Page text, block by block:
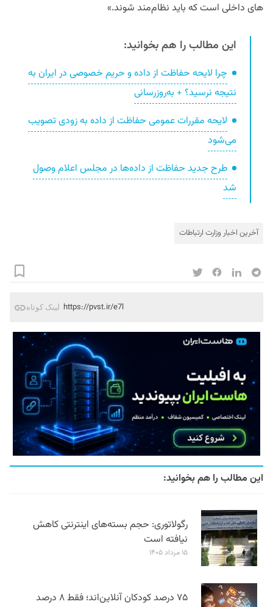
های داخلی است که باید نظام‌مند شوند.»
این مطالب را هم بخوانید:
چرا لایحه حفاظت از داده و حریم خصوصی در ایران به
نتیجه نرسید؟ + به‌روزرسانی
لایحه مقررات عمومی حفاظت از داده به زودی تصویب
می‌شود
طرح جدید حفاظت از داده‌ها در مجلس اعلام وصول
شد
آخرین اخبار وزارت ارتباطات
لینک کوتاه https://pvst.ir/e7l
این مطالب را هم بخوانید:
رگولاتوری: حجم بسته‌های اینترنتی کاهش
نیافته است
۱۵ مرداد ۱۴۰۵
۷۵ درصد کودکان آنلاین‌اند؛ فقط ۸ درصد